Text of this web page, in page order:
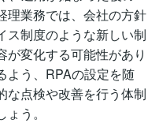
理業務では、会社の方針
ス制度のような新しい制
が変化する可能性があり
よう、RPAの設定を随
な点検や改善を行う体制
う。